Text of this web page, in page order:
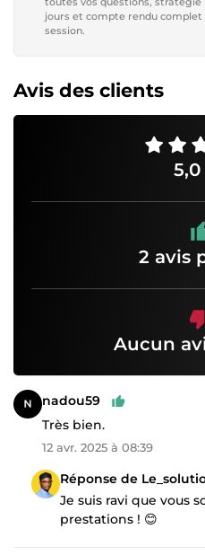
jours et compte rendu complet
session.
Avis des clients
5,0
2 avis
Aucun
nadou59
Très bien.
12 avr. 2025 à 08:39
Réponse de
Je suis ravi que vous
prestations ! 😊